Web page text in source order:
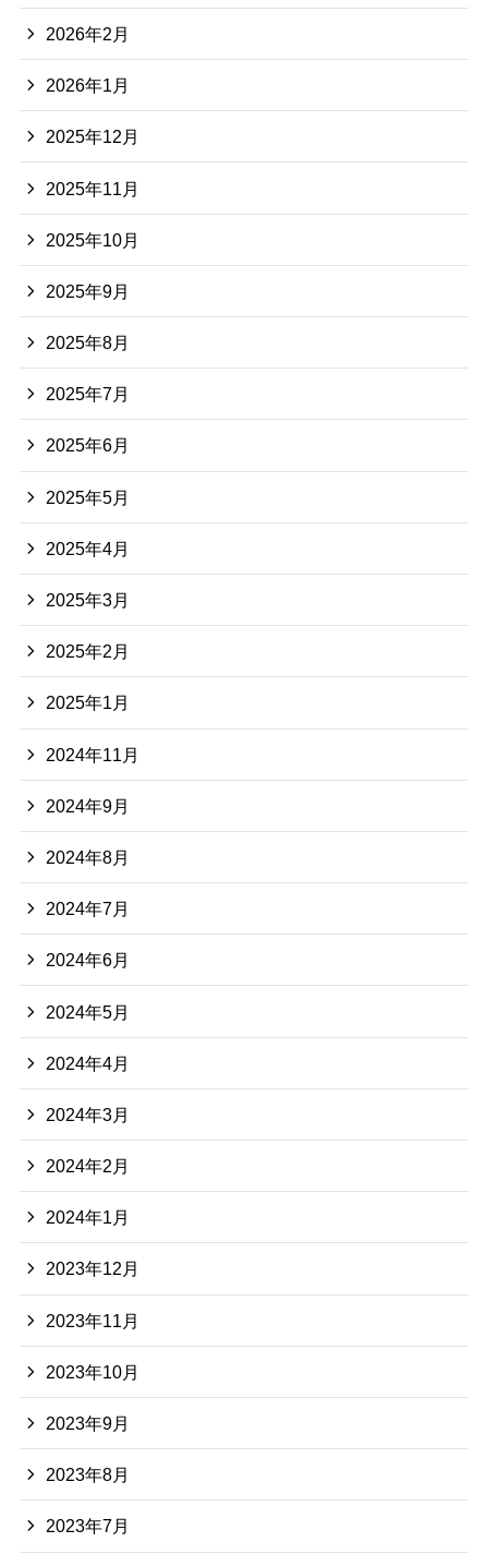
2026年2月
2026年1月
2025年12月
2025年11月
2025年10月
2025年9月
2025年8月
2025年7月
2025年6月
2025年5月
2025年4月
2025年3月
2025年2月
2025年1月
2024年11月
2024年9月
2024年8月
2024年7月
2024年6月
2024年5月
2024年4月
2024年3月
2024年2月
2024年1月
2023年12月
2023年11月
2023年10月
2023年9月
2023年8月
2023年7月